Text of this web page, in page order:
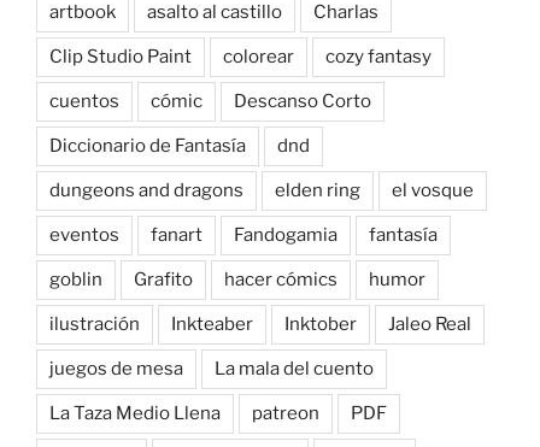
artbook asalto al castillo Charlas
Clip Studio Paint colorear cozy fantasy
cuentos cómic Descanso Corto
Diccionario de Fantasía dnd
dungeons and dragons elden ring el vosque
eventos fanart Fandogamia fantasía
goblin Grafito hacer cómics humor
ilustración Inkteaber Inktober Jaleo Real
juegos de mesa La mala del cuento
La Taza Medio Llena patreon PDF